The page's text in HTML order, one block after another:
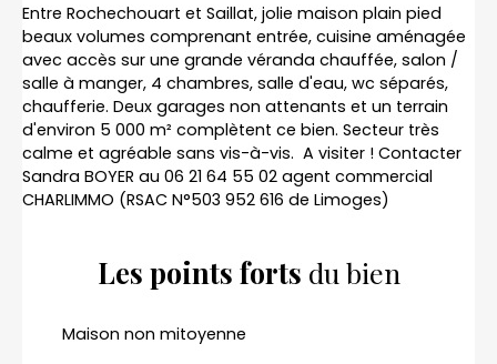
Entre Rochechouart et Saillat, jolie maison plain pied
beaux volumes comprenant entrée, cuisine aménagée
avec accès sur une grande véranda chauffée, salon /
salle à manger, 4 chambres, salle d'eau, wc séparés,
chaufferie. Deux garages non attenants et un terrain
d'environ 5 000 m² complètent ce bien. Secteur très
calme et agréable sans vis-à-vis. A visiter ! Contacter
Sandra BOYER au 06 21 64 55 02 agent commercial
CHARLIMMO (RSAC N°503 952 616 de Limoges)
Les points forts du bien
Maison non mitoyenne